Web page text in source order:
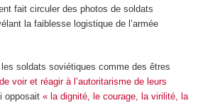
fait circuler des photos de soldats
la faiblesse logistique de l’armée
les soldats soviétiques comme des êtres
voir et réagir à l’autoritarisme de leurs
opposait « la dignité, le courage, la virilité, la